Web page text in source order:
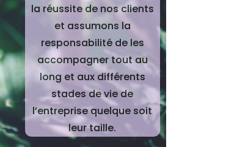
la réussite de nos clients
et assumons la
responsabilité de les
accompagner tout au
long et aux différents
stades de vie de
l’entreprise quelque soit
leur taille.